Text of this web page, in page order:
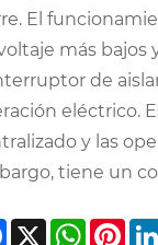
El
más bajos
de
eléctrico.
y las
tiene un
Facebook
X